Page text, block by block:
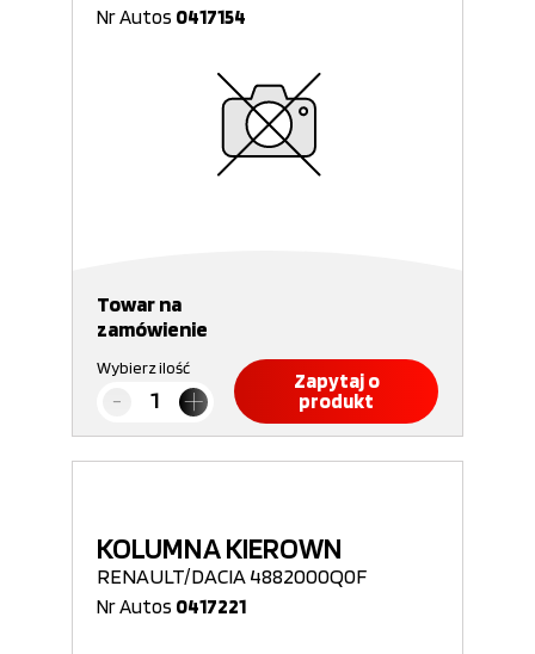
Nr Autos 0417154
Towar na
zamówienie
Wybierz ilość
Zapytaj o
produkt
KOLUMNA KIEROWN
RENAULT/DACIA 4882000Q0F
Nr Autos 0417221